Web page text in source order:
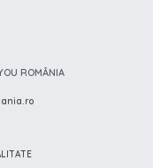
ROMÂNIA